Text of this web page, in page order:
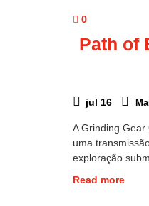
0
Path of
jul 16
A Grinding
uma
exploração
Read more